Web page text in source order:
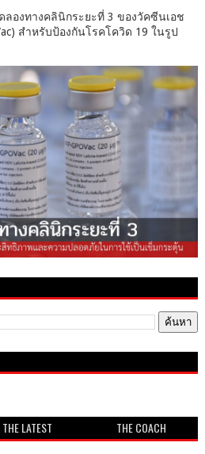
ลองทางคลินิกระยะที่ 3 ของวัคซีนเอช
สำหรับป้องกันโรคโควิด 19 ในรูป
THE LATEST THE COACH